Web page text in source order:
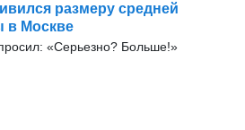
размеру средней
в Москве
«Серьезно? Больше!»